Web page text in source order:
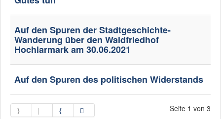
Auf den Spuren der Stadtgeschichte-
Wanderung über den Waldfriedhof
Hochlarmark am 30.06.2021
Auf den Spuren des politischen Widerstands
Seite 1 von 3